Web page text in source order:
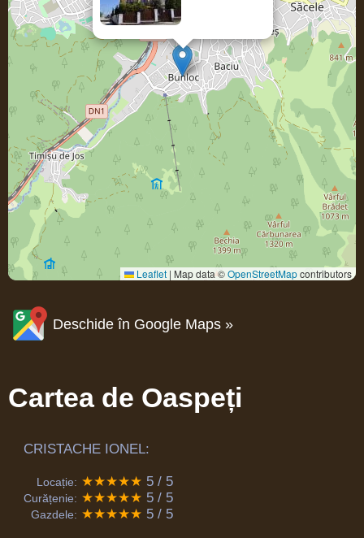
Leaflet | Map data ©OpenStreetMapcontributors
Deschide în Google Maps »
Cartea de Oaspeți
CRISTACHE IONEL:
Locație: ★★★★★ 5 / 5
Curățenie: ★★★★★ 5 / 5
Gazdele: ★★★★★ 5 / 5